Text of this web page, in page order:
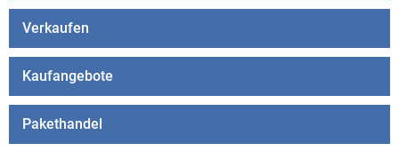
Verkaufen
Kaufangebote
Pakethandel